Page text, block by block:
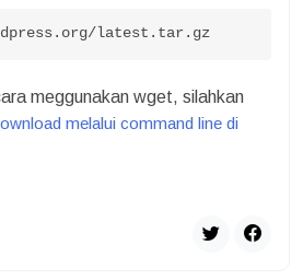
latest.tar.gz
meggunakan wget, silahkan
melalui command line di